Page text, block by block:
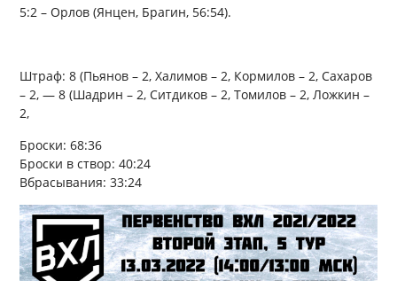
5:2 – Орлов (Янцен, Брагин, 56:54).
Штраф: 8 (Пьянов – 2, Халимов – 2, Кормилов – 2, Сахаров
– 2, — 8 (Шадрин – 2, Ситдиков – 2, Томилов – 2, Ложкин –
2,
Броски: 68:36
Броски в створ: 40:24
Вбрасывания: 33:24